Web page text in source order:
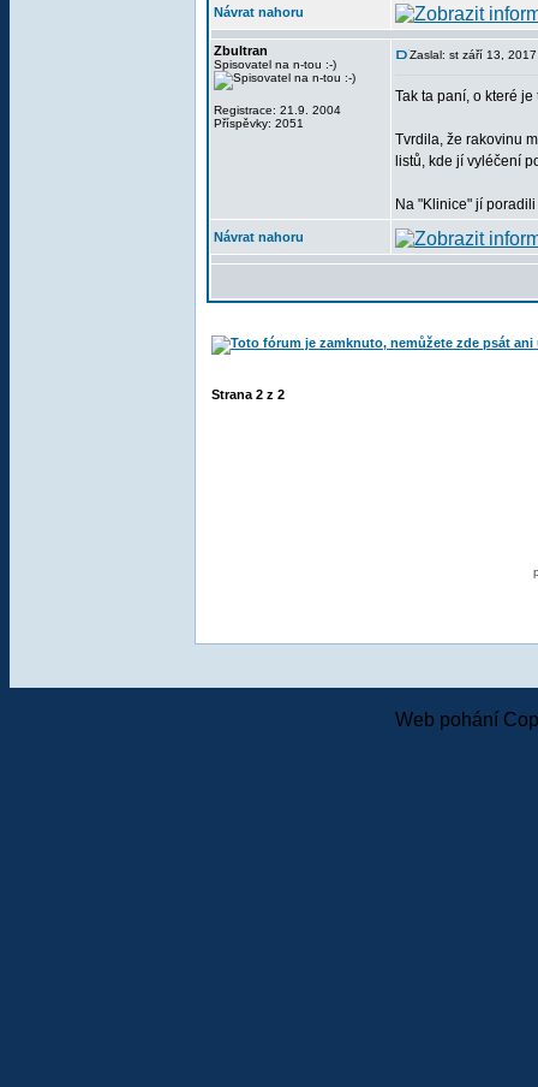
Návrat nahoru
Zbultran
Spisovatel na n-tou :-)
Registrace: 21.9. 2004
Příspěvky: 2051
Zaslal: st září 13,
Tak ta paní, o které
Tvrdila, že rakovinu
listů, kde jí vyléčení
Na "Klinice" jí
Návrat nahoru
Strana 2 z 2
Web pohání